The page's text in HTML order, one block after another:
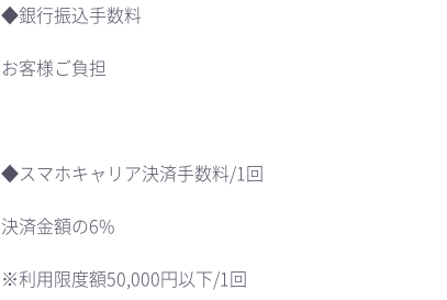
◆銀行振込手数料
お客様ご負担
◆スマホキャリア決済手数料/1回
決済金額の6%
※利用限度額50,000円以下/1回